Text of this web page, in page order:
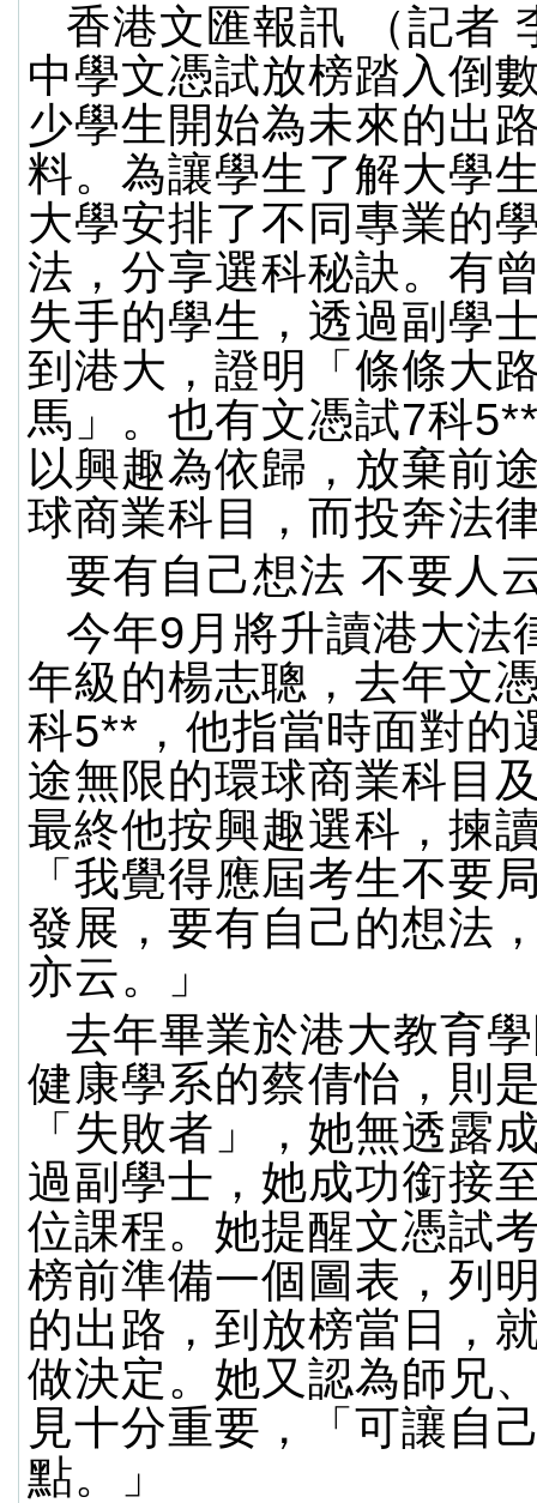
香港文匯報訊 （記者
中學文憑試放榜踏入倒
少學生開始為未來的出
料。為讓學生了解大學
大學安排了不同專業的
法，分享選科秘訣。有
失手的學生，透過副學
到港大，證明「條條大
馬」。也有文憑試7科
以興趣為依歸，放棄前
球商業科目，而投奔法
要有自己想法 不要人
今年9月將升讀港大法
年級的楊志聰，去年文
科5**，他指當時面對的
途無限的環球商業科目
最終他按興趣選科，揀
「我覺得應屆考生不要
發展，要有自己的想法
亦云。」
去年畢業於港大教育
健康學系的蔡倩怡，則
「失敗者」，她無透露
過副學士，她成功銜接
位課程。她提醒文憑試
榜前準備一個圖表，列
的出路，到放榜當日，
做決定。她又認為師兄
見十分重要，「可讓自
點。」